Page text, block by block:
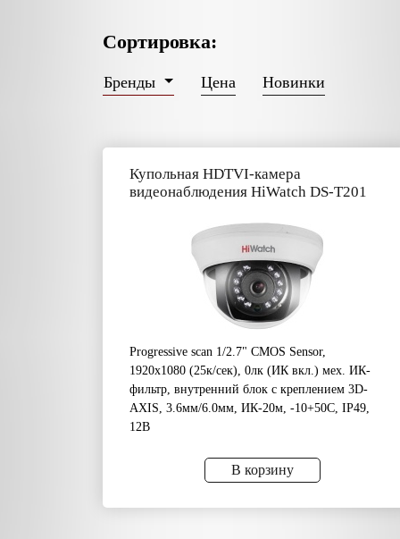
Сортировка:
Бренды Цена Новинки
Купольная HDTVI-камера
видеонаблюдения HiWatch DS-T201
Progressive scan 1/2.7" CMOS Sensor,
1920х1080 (25к/сек), 0лк (ИК вкл.) мех. ИК-
фильтр, внутренний блок с креплением 3D-
AXIS, 3.6мм/6.0мм, ИК-20м, -10+50C, IP49,
12В
В корзину